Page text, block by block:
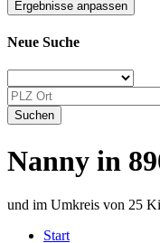
Neue Suche
Nanny in
und im Umkreis von 25
Start